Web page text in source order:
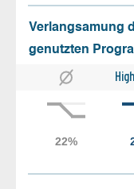
Verlangsamung
genutzten